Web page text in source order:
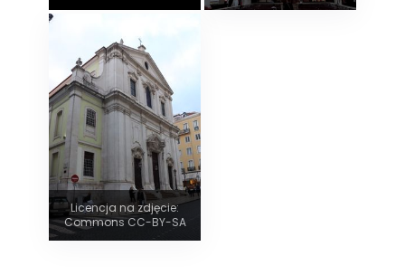
Licencja na zdjęcie:
Commons CC-BY-SA